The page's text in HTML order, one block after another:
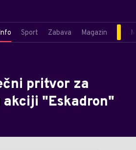
Sport Zabava Magazin
pritvor za
akciji "Eskadron"